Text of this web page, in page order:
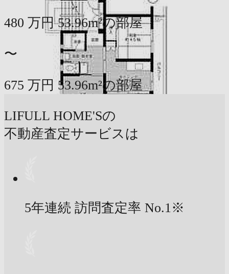
480 万円 53.96m²の部屋
〜
675 万円 53.96m²の部屋
LIFULL HOME'Sの
不動産査定サービスは
5年連続 訪問査定率 No.1※